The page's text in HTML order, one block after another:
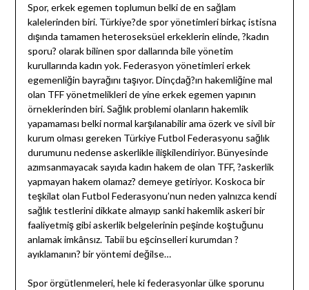
Spor, erkek egemen toplumun belki de en sağlam
kalelerinden biri. Türkiye?de spor yönetimleri birkaç istisna
dışında tamamen heteroseksüel erkeklerin elinde, ?kadın
sporu? olarak bilinen spor dallarında bile yönetim
kurullarında kadın yok. Federasyon yönetimleri erkek
egemenliğin bayrağını taşıyor. Dinçdağ?ın hakemliğine mal
olan TFF yönetmelikleri de yine erkek egemen yapının
örneklerinden biri. Sağlık problemi olanların hakemlik
yapamaması belki normal karşılanabilir ama özerk ve sivil bir
kurum olması gereken Türkiye Futbol Federasyonu sağlık
durumunu nedense askerlikle ilişkilendiriyor. Bünyesinde
azımsanmayacak sayıda kadın hakem de olan TFF, ?askerlik
yapmayan hakem olamaz? demeye getiriyor. Koskoca bir
teşkilat olan Futbol Federasyonu’nun neden yalnızca kendi
sağlık testlerini dikkate almayıp sanki hakemlik askeri bir
faaliyetmiş gibi askerlik belgelerinin peşinde koştuğunu
anlamak imkânsız. Tabii bu eşcinselleri kurumdan ?
ayıklamanın? bir yöntemi değilse…
Spor örgütlenmeleri, hele ki federasyonlar ülke sporunu